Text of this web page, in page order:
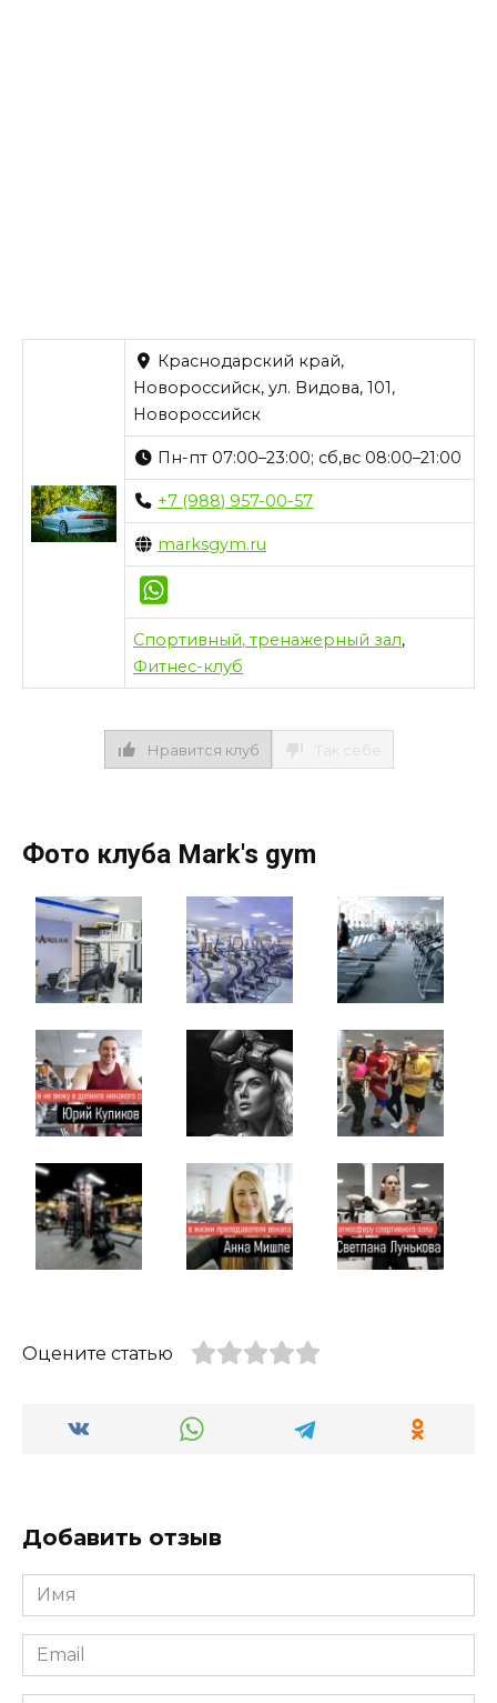
Краснодарский край,
Новороссийск, ул. Видова, 101,
Новороссийск
Пн-пт 07:00–23:00; сб,вс 08:00–21:00
+7 (988) 957-00-57
marksgym.ru
Спортивный, тренажерный зал,
Фитнес-клуб
Нравится клуб
Фото клуба Mark's gym
Оцените статью
Добавить отзыв
Имя
*
Email
*